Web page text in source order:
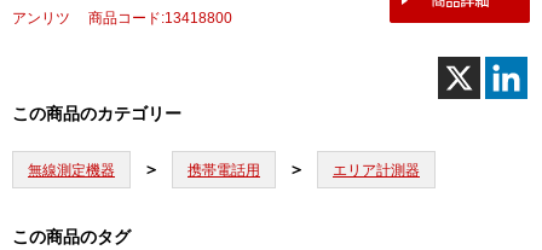
アンリツ 商品コード:13418800
この商品のカテゴリー
無線測定機器 携帯電話用 エリア計測器
この商品のタグ